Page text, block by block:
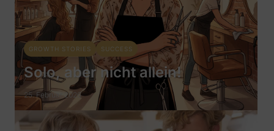
GROWTH STORIES SUCCESS
Solo, aber nicht allein!
25. Februar 2026